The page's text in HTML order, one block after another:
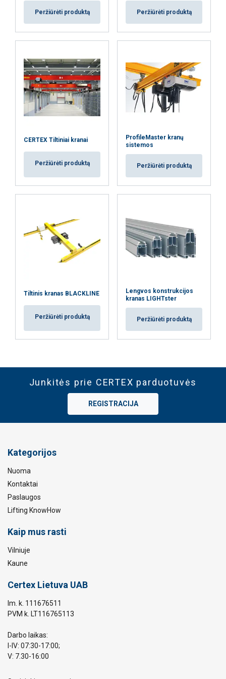
Peržiūrėti produktą Peržiūrėti produktą
CERTEX Tiltiniai kranai
Peržiūrėti produktą
ProfileMaster kranų
sistemos
Peržiūrėti produktą
Tiltinis kranas BLACKLINE
Peržiūrėti produktą
Lengvos konstrukcijos
kranas LIGHTster
Peržiūrėti produktą
Junkitės prie CERTEX parduotuvės
REGISTRACIJA
Kategorijos
Nuoma
Kontaktai
Paslaugos
Lifting KnowHow
Kaip mus rasti
Vilniuje
Kaune
Certex Lietuva UAB
Im. k. 111676511
PVM k. LT116765113
Darbo laikas:
I-IV: 07:30-17:00;
V: 7.30-16:00
PARODYTI DETALIAU